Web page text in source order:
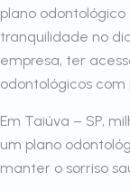
plano
tranquilidade no
empresa, ter
odontológicos
Em Taiúva – SP,
um plano
manter o sorriso